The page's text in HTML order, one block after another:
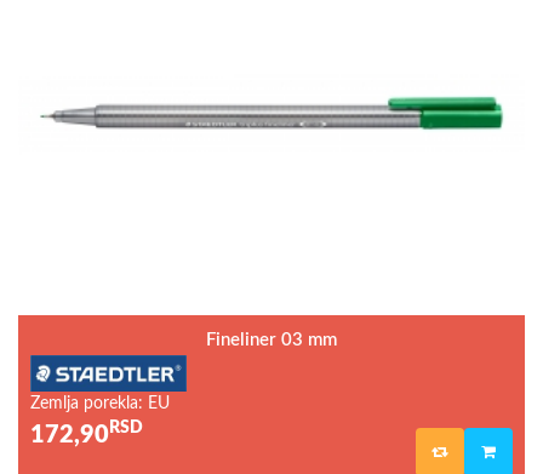
Fineliner 03 mm
Zemlja porekla: EU
172,90 RSD